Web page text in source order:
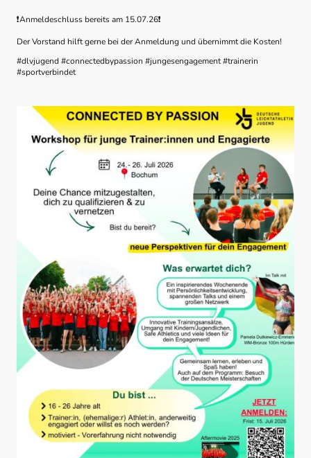
❗️Anmeldeschluss bereits am 15.07.26❗️
Der Vorstand hilft gerne bei der Anmeldung und übernimmt die Kosten!
#dlvjugend #connectedbypassion #jungesengagement #trainerin
#sportverbindet